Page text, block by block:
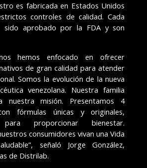
es fabricada en Estados Unidos
controles de calidad. Cada
sido aprobado por la FDA y son
hemos enfocado en ofrecer
de gran calidad para atender
Somos la evolución de la nueva
venezolana. Nuestra familia
nuestra misión. Presentamos 4
fórmulas únicas y originales,
para proporcionar bienestar.
consumidores vivan una Vida
señaló Jorge González,
de Distrilab.